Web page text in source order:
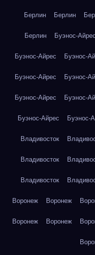
Берлин Берлин
Берлин Буэнос-Айрес
Буэнос-Айрес Буэнос-
Буэнос-Айрес Буэнос-
Буэнос-Айрес Буэнос-
Буэнос-Айрес Буэнос-
Владивосток
Владивосток
Владивосток
Воронеж Воронеж
Воронеж Воронеж